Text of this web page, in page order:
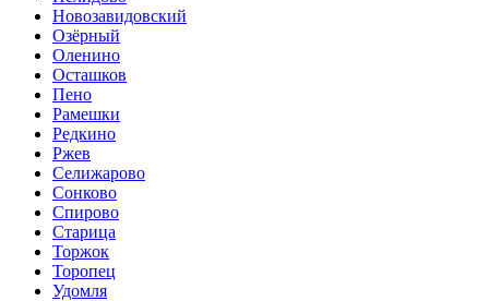
Новозавидовский
Озёрный
Оленино
Осташков
Пено
Рамешки
Редкино
Ржев
Селижарово
Сонково
Спирово
Старица
Торжок
Торопец
Удомля